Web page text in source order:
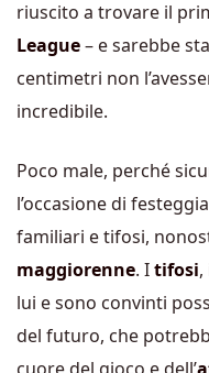
riuscito a trovare il
League– e sarebbe
centimetri non
incredibile.
Poco male, perché
l’occasione di
familiari e tifosi,
maggiorenne. Itifosi
lui e sono convinti
del futuro, che